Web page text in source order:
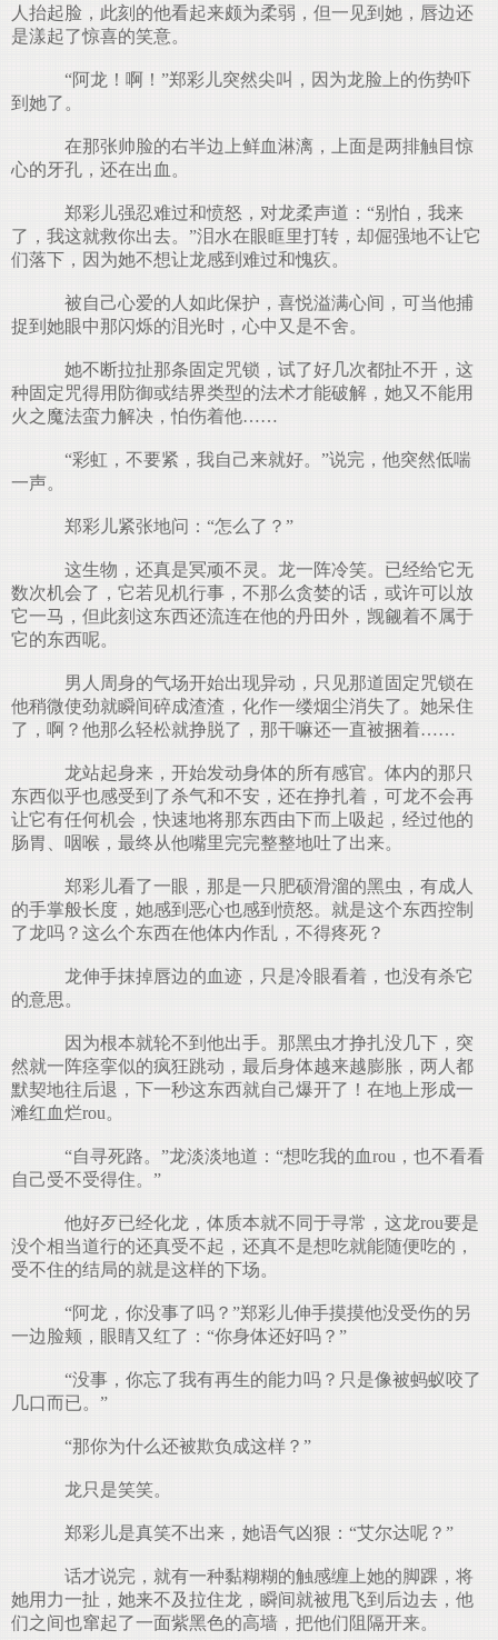
人抬起脸，此刻的他看起来颇为柔弱，但一见到她，唇边还
是漾起了惊喜的笑意。
“阿龙！啊！”郑彩儿突然尖叫，因为龙脸上的伤势吓
到她了。
在那张帅脸的右半边上鲜血淋漓，上面是两排触目惊
心的牙孔，还在出血。
郑彩儿强忍难过和愤怒，对龙柔声道：“别怕，我来
了，我这就救你出去。”泪水在眼眶里打转，却倔强地不让它
们落下，因为她不想让龙感到难过和愧疚。
被自己心爱的人如此保护，喜悦溢满心间，可当他捕
捉到她眼中那闪烁的泪光时，心中又是不舍。
她不断拉扯那条固定咒锁，试了好几次都扯不开，这
种固定咒得用防御或结界类型的法术才能破解，她又不能用
火之魔法蛮力解决，怕伤着他……
“彩虹，不要紧，我自己来就好。”说完，他突然低喘
一声。
郑彩儿紧张地问：“怎么了？”
这生物，还真是冥顽不灵。龙一阵冷笑。已经给它无
数次机会了，它若见机行事，不那么贪婪的话，或许可以放
它一马，但此刻这东西还流连在他的丹田外，觊觎着不属于
它的东西呢。
男人周身的气场开始出现异动，只见那道固定咒锁在
他稍微使劲就瞬间碎成渣渣，化作一缕烟尘消失了。她呆住
了，啊？他那么轻松就挣脱了，那干嘛还一直被捆着……
龙站起身来，开始发动身体的所有感官。体内的那只
东西似乎也感受到了杀气和不安，还在挣扎着，可龙不会再
让它有任何机会，快速地将那东西由下而上吸起，经过他的
肠胃、咽喉，最终从他嘴里完完整整地吐了出来。
郑彩儿看了一眼，那是一只肥硕滑溜的黑虫，有成人
的手掌般长度，她感到恶心也感到愤怒。就是这个东西控制
了龙吗？这么个东西在他体内作乱，不得疼死？
龙伸手抹掉唇边的血迹，只是冷眼看着，也没有杀它
的意思。
因为根本就轮不到他出手。那黑虫才挣扎没几下，突
然就一阵痉挛似的疯狂跳动，最后身体越来越膨胀，两人都
默契地往后退，下一秒这东西就自己爆开了！在地上形成一
滩红血烂rou。
“自寻死路。”龙淡淡地道：“想吃我的血rou，也不看看
自己受不受得住。”
他好歹已经化龙，体质本就不同于寻常，这龙rou要是
没个相当道行的还真受不起，还真不是想吃就能随便吃的，
受不住的结局的就是这样的下场。
“阿龙，你没事了吗？”郑彩儿伸手摸摸他没受伤的另
一边脸颊，眼睛又红了：“你身体还好吗？”
“没事，你忘了我有再生的能力吗？只是像被蚂蚁咬了
几口而已。”
“那你为什么还被欺负成这样？”
龙只是笑笑。
郑彩儿是真笑不出来，她语气凶狠：“艾尔达呢？”
话才说完，就有一种黏糊糊的触感缠上她的脚踝，将
她用力一扯，她来不及拉住龙，瞬间就被甩飞到后边去，他
们之间也窜起了一面紫黑色的高墙，把他们阻隔开来。